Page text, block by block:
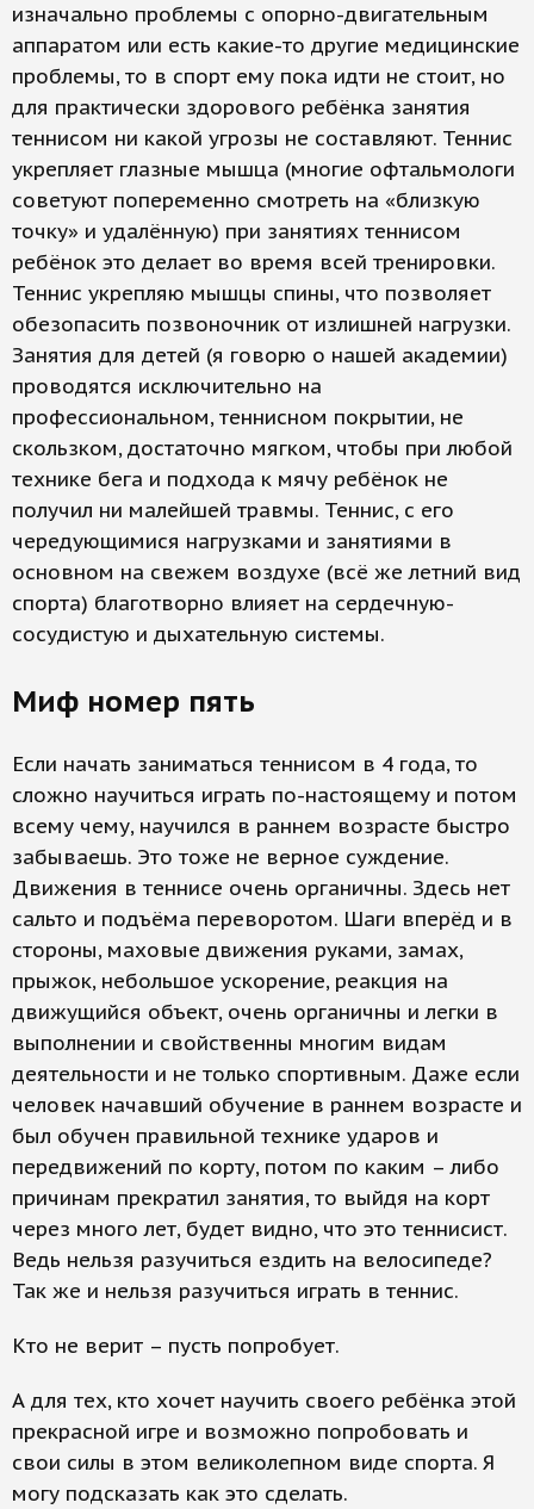
изначально проблемы с опорно-двигательным
аппаратом или есть какие-то другие медицинские
проблемы, то в спорт ему пока идти не стоит, но
для практически здорового ребёнка занятия
теннисом ни какой угрозы не составляют. Теннис
укрепляет глазные мышца (многие офтальмологи
советуют попеременно смотреть на «близкую
точку» и удалённую) при занятиях теннисом
ребёнок это делает во время всей тренировки.
Теннис укрепляю мышцы спины, что позволяет
обезопасить позвоночник от излишней нагрузки.
Занятия для детей (я говорю о нашей академии)
проводятся исключительно на
профессиональном, теннисном покрытии, не
скользком, достаточно мягком, чтобы при любой
технике бега и подхода к мячу ребёнок не
получил ни малейшей травмы. Теннис, с его
чередующимися нагрузками и занятиями в
основном на свежем воздухе (всё же летний вид
спорта) благотворно влияет на сердечную-
сосудистую и дыхательную системы.
Миф номер пять
Если начать заниматься теннисом в 4 года, то
сложно научиться играть по-настоящему и потом
всему чему, научился в раннем возрасте быстро
забываешь. Это тоже не верное суждение.
Движения в теннисе очень органичны. Здесь нет
сальто и подъёма переворотом. Шаги вперёд и в
стороны, маховые движения руками, замах,
прыжок, небольшое ускорение, реакция на
движущийся объект, очень органичны и легки в
выполнении и свойственны многим видам
деятельности и не только спортивным. Даже если
человек начавший обучение в раннем возрасте и
был обучен правильной технике ударов и
передвижений по корту, потом по каким – либо
причинам прекратил занятия, то выйдя на корт
через много лет, будет видно, что это теннисист.
Ведь нельзя разучиться ездить на велосипеде?
Так же и нельзя разучиться играть в теннис.
Кто не верит – пусть попробует.
А для тех, кто хочет научить своего ребёнка этой
прекрасной игре и возможно попробовать и
свои силы в этом великолепном виде спорта. Я
могу подсказать как это сделать.​